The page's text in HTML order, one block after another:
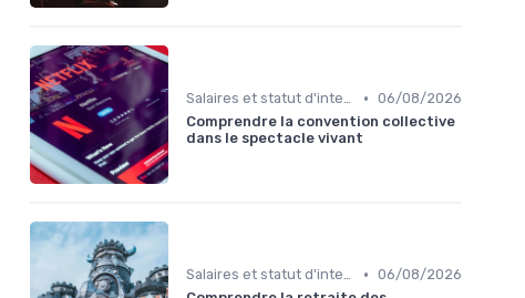
Salaires et statut d'intermittent • 06/08/2026
Comprendre la convention collective
dans le spectacle vivant
Salaires et statut d'intermittent • 06/08/2026